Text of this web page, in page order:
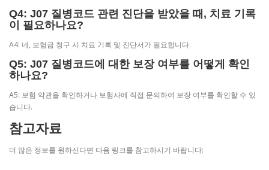
Q4: J07 질병코드 관련 진단을 받았을 때, 치료 기록
이 필요하나요?
A4: 네, 보험금 청구 시 치료 기록 및 진단서가 필요합니다.
Q5: J07 질병코드에 대한 보장 여부를 어떻게 확인
하나요?
A5: 보험 약관을 확인하거나 보험사에 직접 문의하여 보장 여부를 확인할 수 있
습니다.
참고자료
더 많은 정보를 원하신다면 다음 링크를 참고하시기 바랍니다: